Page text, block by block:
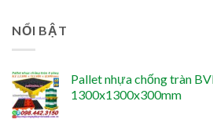
NỔI BẬT
Pallet nhựa chống tràn
1300x1300x300mm